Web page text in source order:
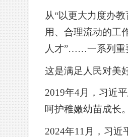
从“以更大力度办
用、合理流动的工
人才”……一系列重
这是满足人民对美
2019年4月，习近
呵护稚嫩幼苗成长。
2024年11月，习